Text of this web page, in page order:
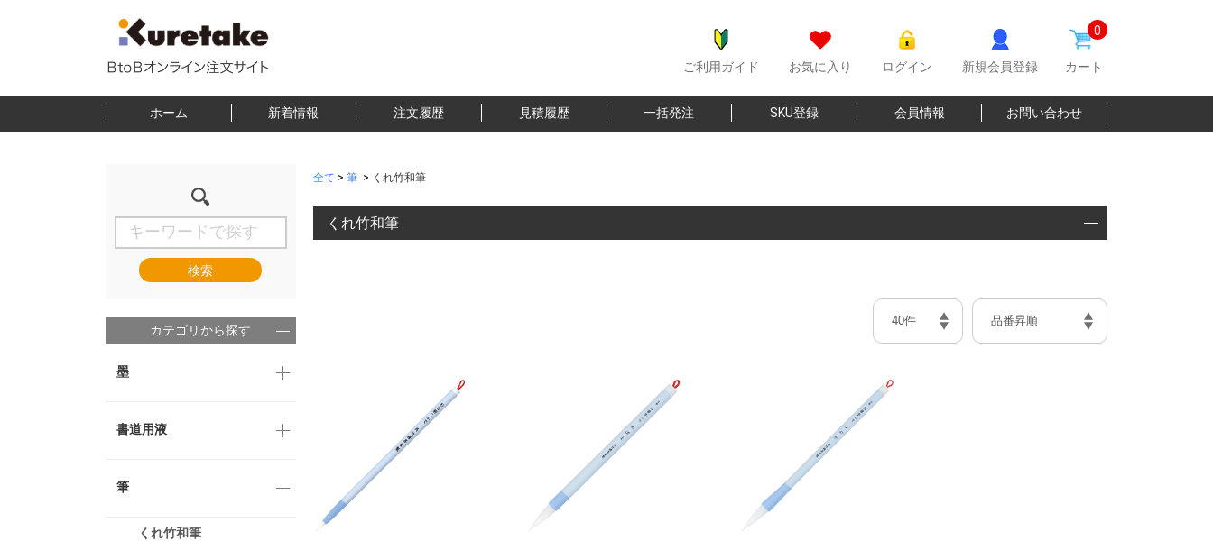
ご利用ガイド お気に入り ログイン 新規会員登録
0
カート
ホーム 新着情報 注文履歴 見積履歴 一括発注 SKU登録 会員情報 お問い合わせ
検索
カテゴリから探す
墨
書道用液
筆
くれ竹和筆
全て > 筆 > くれ竹和筆
くれ竹和筆